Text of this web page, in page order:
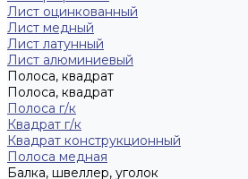
Лист оцинкованный
Лист медный
Лист латунный
Лист алюминиевый
Полоса, квадрат
Полоса, квадрат
Полоса г/к
Квадрат г/к
Квадрат конструкционный
Полоса медная
Балка, швеллер, уголок